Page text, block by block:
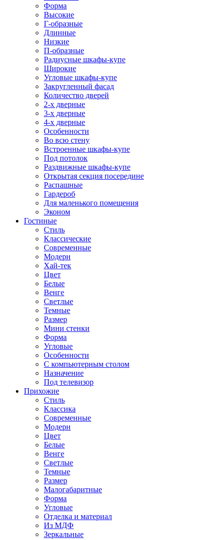
Форма
Высокие
Г-образные
Длинные
Низкие
П-образные
Радиусные шкафы-купе
Широкие
Угловые шкафы-купе
Закругленный фасад
Количество дверей
2-х дверные
3-х дверные
4-х дверные
Особенности
Во всю стену
Встроенные шкафы-купе
Под потолок
Раздвижные шкафы-купе
Открытая секция посередине
Распашные
Гардероб
Для маленького помещения
Эконом
Гостиные
Стиль
Классические
Современные
Модерн
Хай-тек
Цвет
Белые
Венге
Светлые
Темные
Размер
Мини стенки
Форма
Угловые
Особенности
С компьютерным столом
Назначение
Под телевизор
Прихожие
Стиль
Классика
Современные
Модерн
Цвет
Белые
Венге
Светлые
Темные
Размер
Малогабаритные
Форма
Угловые
Отделка и материал
Из МДФ
Зеркальные